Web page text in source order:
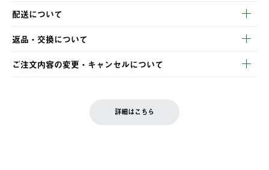
以下のいずれかの方法でお支払いいただけます。
・クレジットカード決済
・コンビニ決済
・Pay-easy決済
配送について
【発送スケジュール】
ご注文・ご入金完了より2営業日以内に商品を発送いたします。
土日祝の発送はございませんので、木曜日以降のご注文は週明け
の発送となる場合がございます。
返品・交換について
※お客様都合の場合
お客様都合の返品にかかる送料は、お客様ご負担とさせていただ
ご注文内容の変更・キャンセルについて
LOGOS FAMILY会員の方は、会員マイページ内 購入履歴画面に
詳細はこちら